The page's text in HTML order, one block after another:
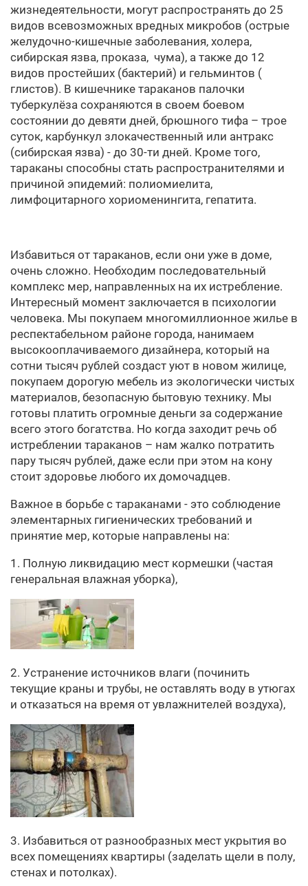
жизнедеятельности, могут распространять до 25
видов всевозможных вредных микробов (острые
желудочно-кишечные заболевания, холера,
сибирская язва, проказа, чума), а также до 12
видов простейших (бактерий) и гельминтов (
глистов). В кишечнике тараканов палочки
туберкулёза сохраняются в своем боевом
состоянии до девяти дней, брюшного тифа – трое
суток, карбункул злокачественный или антракс
(сибирская язва) - до 30-ти дней. Кроме того,
тараканы способны стать распространителями и
причиной эпидемий: полиомиелита,
лимфоцитарного хориоменингита, гепатита.
Избавиться от тараканов, если они уже в доме,
очень сложно. Необходим последовательный
комплекс мер, направленных на их истребление.
Интересный момент заключается в психологии
человека. Мы покупаем многомиллионное жилье в
респектабельном районе города, нанимаем
высокооплачиваемого дизайнера, который на
сотни тысяч рублей создаст уют в новом жилице,
покупаем дорогую мебель из экологически чистых
материалов, безопасную бытовую технику. Мы
готовы платить огромные деньги за содержание
всего этого богатства. Но когда заходит речь об
истреблении тараканов – нам жалко потратить
пару тысяч рублей, даже если при этом на кону
стоит здоровье любого их домочадцев.
Важное в борьбе с тараканами - это соблюдение
элементарных гигиенических требований и
принятие мер, которые направлены на:
1. Полную ликвидацию мест кормешки (частая
генеральная влажная уборка),
2. Устранение источников влаги (починить
текущие краны и трубы, не оставлять воду в утюгах
и отказаться на время от увлажнителей воздуха),
3. Избавиться от разнообразных мест укрытия во
всех помещениях квартиры (заделать щели в полу,
стенах и потолках).